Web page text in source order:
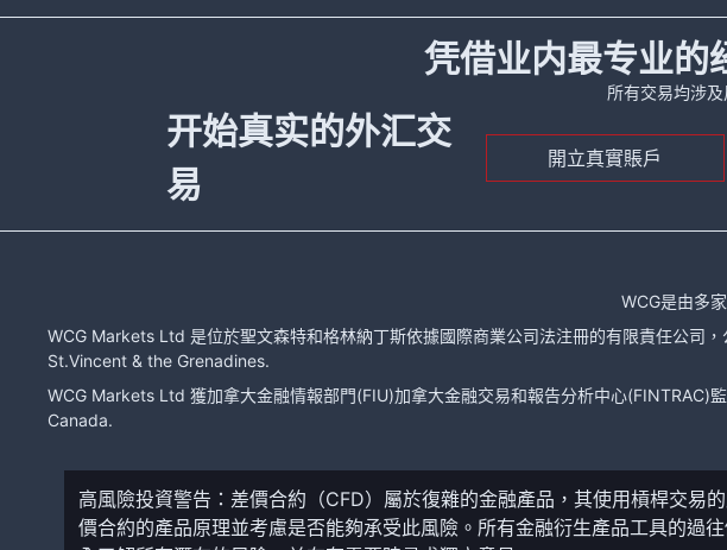
凭借业内最专业的
所有交易均涉
开始真实的外汇交
易
開立真實賬戶
WCG是由多
WCG Markets Ltd 是位於聖文森特和格林納丁斯依據國際商業公司法注冊的有限責任公
St.Vincent & the Grenadines.
WCG Markets Ltd 獲加拿大金融情報部門(FIU)加拿大金融交易和報告分析中心
Canada.
高風險投資警告：差價合約（CFD）屬於復雜的金融產品，其使用槓桿交易
價合約的產品原理並考慮是否能夠承受此風險。所有金融衍生產品工具的過